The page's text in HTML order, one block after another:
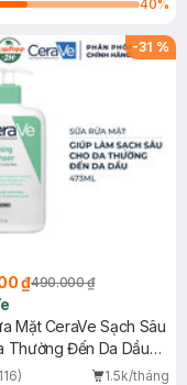
40%
-31 %
₫490.000 ₫
Mặt CeraVe Sạch Sâu
Thường Đến Da Dầu
1.5k/tháng